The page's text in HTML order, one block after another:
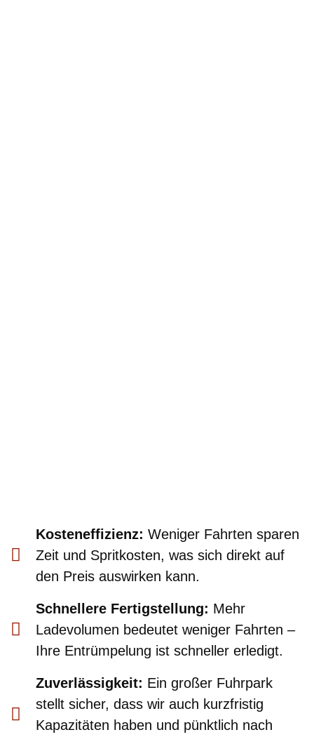
Kosteneffizienz: Weniger Fahrten sparen
Zeit und Spritkosten, was sich direkt auf
den Preis auswirken kann.
Schnellere Fertigstellung: Mehr
Ladevolumen bedeutet weniger Fahrten –
Ihre Entrümpelung ist schneller erledigt.
Zuverlässigkeit: Ein großer Fuhrpark
stellt sicher, dass wir auch kurzfristig
Kapazitäten haben und pünktlich nach